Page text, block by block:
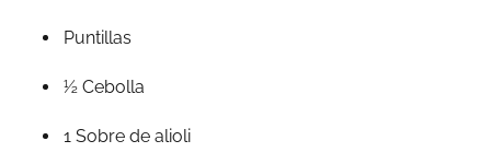
Puntillas
½ Cebolla
1 Sobre de alioli